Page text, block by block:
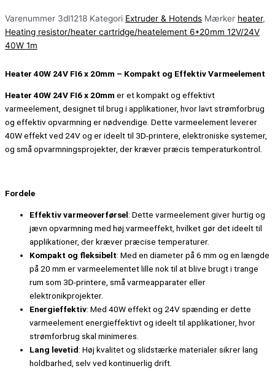
Varenummer 3dl1218 Kategori Extruder & Hotends Mærker heater,
Heating resistor/heater cartridge/heatelement 6*20mm 12V/24V
40W 1m
Heater 40W 24V FI6 x 20mm – Kompakt og Effektiv Varmeelement
Heater 40W 24V FI6 x 20mm er et kompakt og effektivt
varmeelement, designet til brug i applikationer, hvor lavt strømforbrug
og effektiv opvarmning er nødvendige. Dette varmeelement leverer
40W effekt ved 24V og er ideelt til 3D-printere, elektroniske systemer,
og små opvarmningsprojekter, der kræver præcis temperaturkontrol.
Fordele
Effektiv varmeoverførsel: Dette varmeelement giver hurtig og
jævn opvarmning med høj varmeeffekt, hvilket gør det ideelt til
applikationer, der kræver præcise temperaturer.
Kompakt og fleksibelt: Med en diameter på 6 mm og en længde
på 20 mm er varmeelementet lille nok til at blive brugt i trange
rum som 3D-printere, små varmeapparater eller
elektronikprojekter.
Energieffektiv: Med 40W effekt og 24V spænding er dette
varmeelement energieffektivt og ideelt til applikationer, hvor
strømforbrug skal minimeres.
Lang levetid: Høj kvalitet og slidstærke materialer sikrer lang
holdbarhed, selv ved kontinuerlig drift.